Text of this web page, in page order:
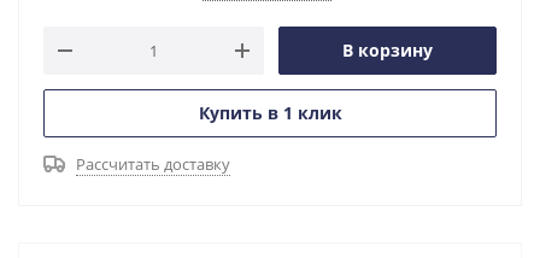
В корзину
Купить в 1 клик
Рассчитать доставку